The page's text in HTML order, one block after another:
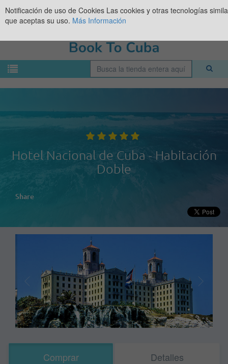
Hotel Nacional de Cuba - Habitación
Doble
Share
Comprar Detalles
Notificación de uso de Cookies Las cookies y otras tecnologías
que aceptas su uso. Más Información